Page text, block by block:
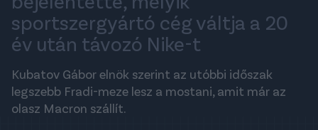
sportszergyártó cég váltja a 20
év után távozó Nike-t
Kubatov Gábor elnök szerint az utóbbi időszak
legszebb Fradi-meze lesz a mostani, amit már az
olasz Macron szállít.